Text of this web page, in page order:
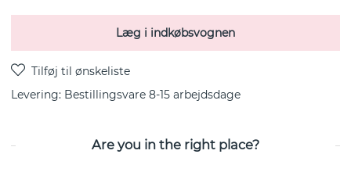
Læg i indkøbsvognen
Levering: Bestillingsvare 8-15 arbejdsdage
Are you in the right place?